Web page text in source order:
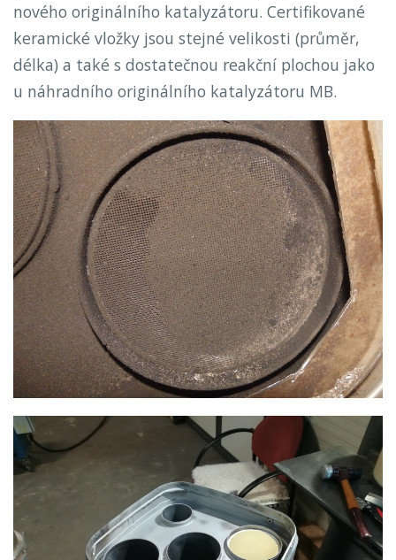
nového originálního katalyzátoru. Certifikované
keramické vložky jsou stejné velikosti (průměr,
délka) a také s dostatečnou reakční plochou jako
u náhradního originálního katalyzátoru MB.